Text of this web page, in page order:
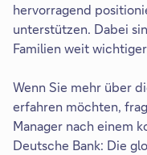
hervorragend
unterstützen. Dabei
Familien weit
Wenn Sie mehr über
erfahren möchten,
Manager nach einem
Deutsche Bank: Die